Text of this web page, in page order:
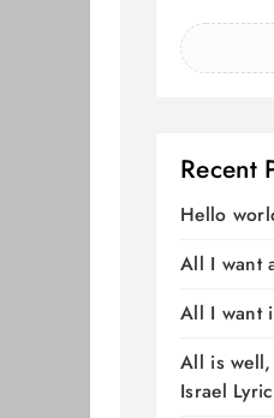
Recent
Hello
All I want
All I want
All is
Israel